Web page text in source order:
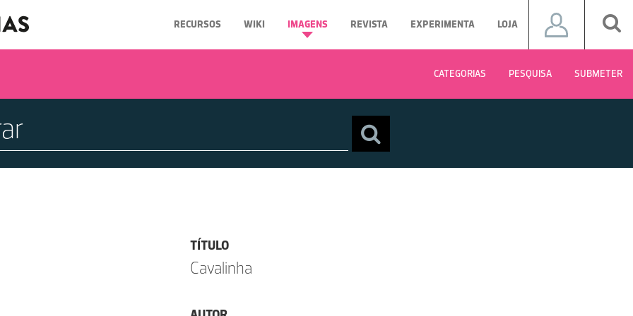
RECURSOS WIKI IMAGENS REVISTA EXPERIMENTA LOJA
CATEGORIAS PESQUISA SUBMETER
TÍTULO
Cavalinha